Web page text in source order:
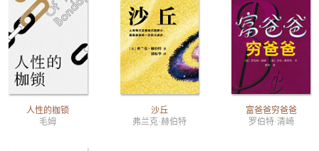
人性的枷锁
毛姆
沙丘
弗兰克·赫伯特
富爸爸穷爸爸
罗伯特·清崎